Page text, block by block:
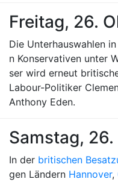
Freitag, 26.
Die Unterhauswahlen
n Konservativen unter
ser wird erneut
Labour-Politiker
Anthony Eden.
Samstag,
In der britischen
gen Ländern Hannover,